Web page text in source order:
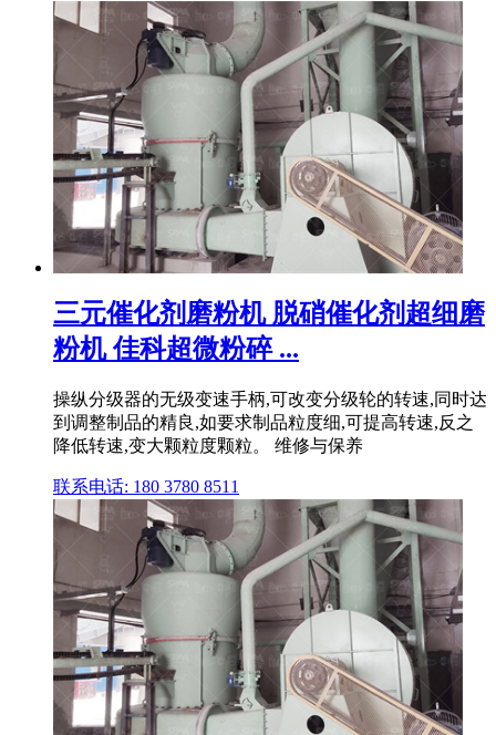
三元催化剂磨粉机 脱硝催化剂超细磨
粉机 佳科超微粉碎 ...
操纵分级器的无级变速手柄,可改变分级轮的转速,同时达
到调整制品的精良,如要求制品粒度细,可提高转速,反之
降低转速,变大颗粒度颗粒。 维修与保养
联系电话: 180 3780 8511